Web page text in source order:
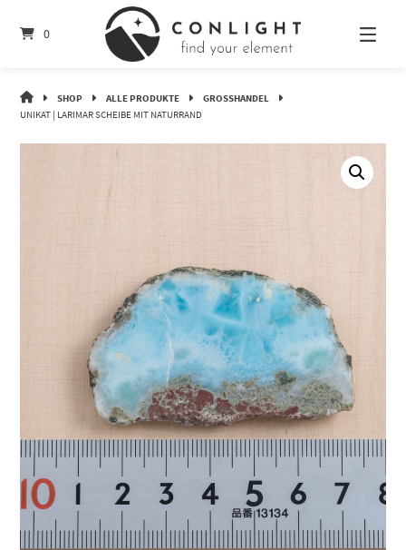
zum
0
CONLIGHT
SHOP ALLE PRODUKTE
GROSSHANDEL
UNIKAT | LARIMAR SCHEIBE MIT NATURRAND